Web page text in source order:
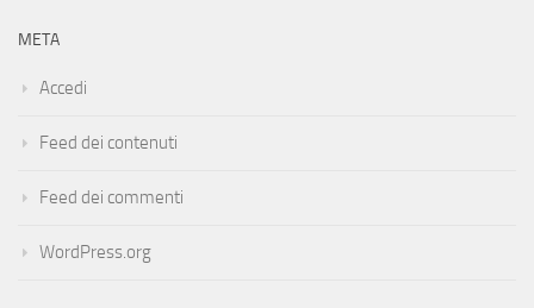
META
Accedi
Feed dei contenuti
Feed dei commenti
WordPress.org